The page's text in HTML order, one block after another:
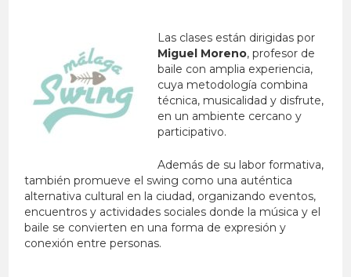
Las clases están dirigidas por
Miguel Moreno, profesor de
baile con amplia experiencia,
cuya metodología combina
técnica, musicalidad y disfrute,
en un ambiente cercano y
participativo.
Además de su labor formativa,
también promueve el swing como una auténtica
alternativa cultural en la ciudad, organizando eventos,
encuentros y actividades sociales donde la música y el
baile se convierten en una forma de expresión y
conexión entre personas.